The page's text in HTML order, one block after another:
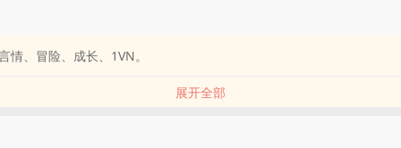
情、冒险、成长、1VN。
展开全部